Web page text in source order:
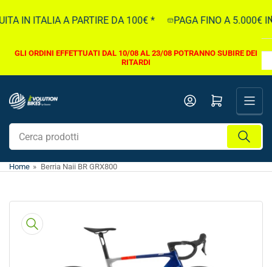
direttamente
contenuti
IN ITALIA A PARTIRE DA 100€ * PAGA FINO A 5.000€ IN
GLI ORDINI EFFETTUATI DAL 10/08 AL 23/08 POTRANNO SUBIRE DEI
RITARDI
Cerca
prodotti
Apri il mini carrello
Home » Berria Naii BR GRX800
direttamente